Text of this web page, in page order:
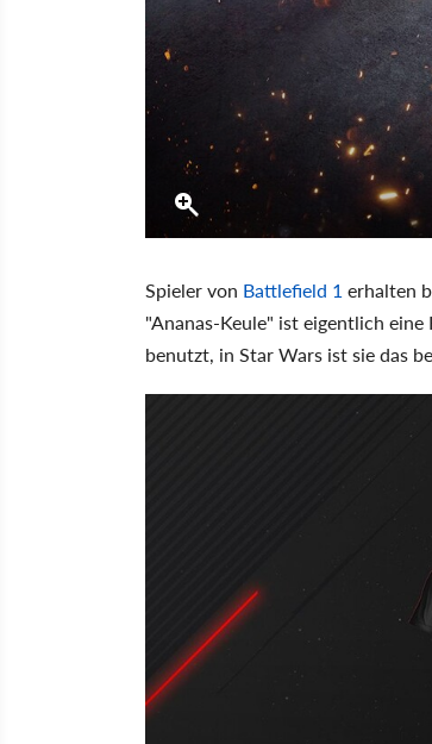
Spieler von Battlefield 1erhalten
"Ananas-Keule" ist eigentlich
benutzt, in Star Wars ist sie das